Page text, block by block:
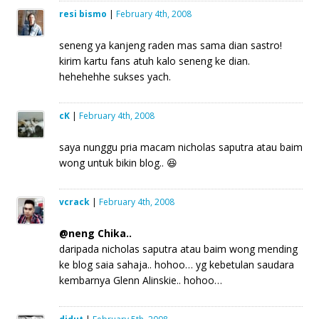
resi bismo | February 4th, 2008
seneng ya kanjeng raden mas sama dian sastro!
kirim kartu fans atuh kalo seneng ke dian.
hehehehhe sukses yach.
cK| February 4th, 2008
saya nunggu pria macam nicholas saputra atau baim
wong untuk bikin blog.. 😆
vcrack| February 4th, 2008
@neng Chika..
daripada nicholas saputra atau baim wong mending
ke blog saia sahaja.. hohoo… yg kebetulan saudara
kembarnya Glenn Alinskie.. hohoo…